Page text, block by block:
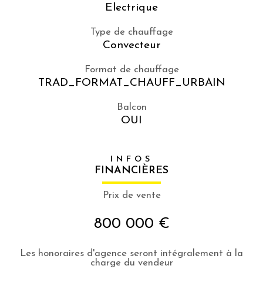
Electrique
Type de chauffage
Convecteur
Format de chauffage
TRAD_FORMAT_CHAUFF_URBAIN
Balcon
OUI
INFOS
FINANCIÈRES
Prix de vente
800 000 €
Les honoraires d'agence seront intégralement à la
charge du vendeur